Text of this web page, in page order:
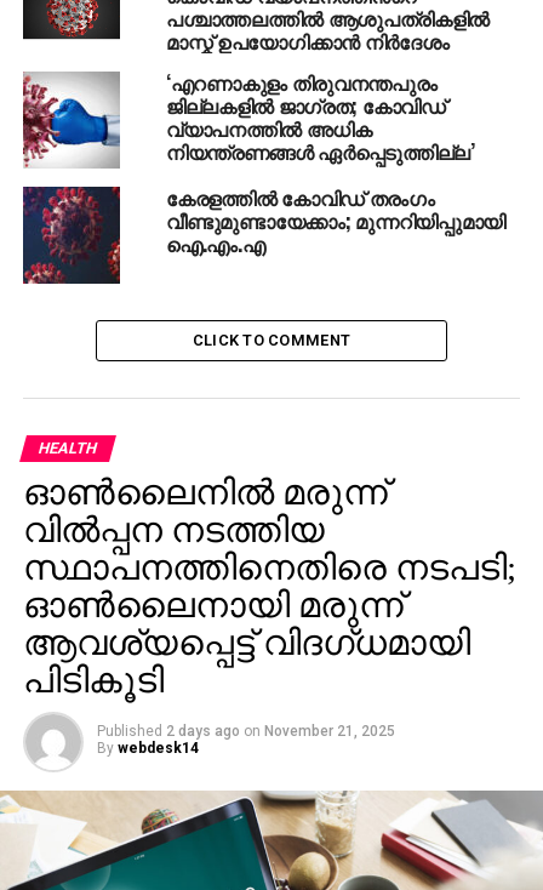
മരിച്ച സംഭവം; കമ്പനി ഉടമ അറസ്റ്റിൽ
പശ്ചാത്തലത്തില്‍ ആശുപത്രികളില്‍
മാസ്ക് ഉപയോഗിക്കാന്‍ നിര്‍ദേശം
‘എറണാകുളം തിരുവനന്തപുരം
ജില്ലകളില്‍ ജാഗ്രത; കോവിഡ്
വ്യാപനത്തില്‍ അധിക
നിയന്ത്രണങ്ങള്‍ ഏര്‍പ്പെടുത്തില്ല’
കേരളത്തില്‍ കോവിഡ് തരംഗം
വീണ്ടുമുണ്ടായേക്കാം; മുന്നറിയിപ്പുമായി
ഐ.എം.എ
CLICK TO COMMENT
HEALTH
ഓണ്‍ലൈനില്‍ മരുന്ന്
വില്‍പ്പന നടത്തിയ
സ്ഥാപനത്തിനെതിരെ നടപടി;
ഓണ്‍ലൈനായി മരുന്ന്
ആവശ്യപ്പെട്ട് വിദഗ്ധമായി
പിടികൂടി
Published 2 days ago on November 21, 2025
By webdesk14